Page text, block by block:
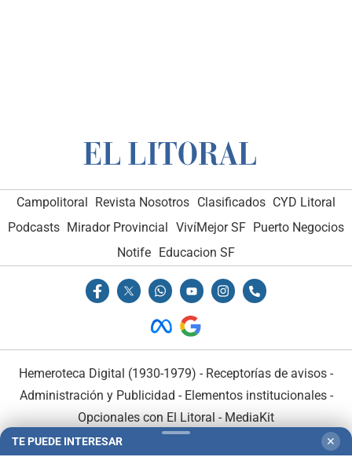
Campolitoral Revista Nosotros Clasificados CYD Litoral
Podcasts Mirador Provincial VivíMejor SF Puerto Negocios
Notife
Educacion SF
Hemeroteca Digital (1930-1979) - Receptorías de avisos -
Administración y Publicidad - Elementos institucionales-
Opcionales con El Litoral - MediaKit
TE PUEDE INTERESAR ✕